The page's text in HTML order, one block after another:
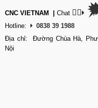
CNC VIETNAM | Chat 👉🏽
Hotline:
0838 39 1988
Địa chỉ: Đường Chùa Hà,
Nội